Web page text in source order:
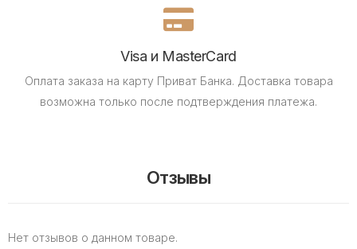
Visa и MasterCard
Оплата заказа на карту Приват Банка. Доставка товара
возможна только после подтверждения платежа.
Отзывы
Нет отзывов о данном товаре.